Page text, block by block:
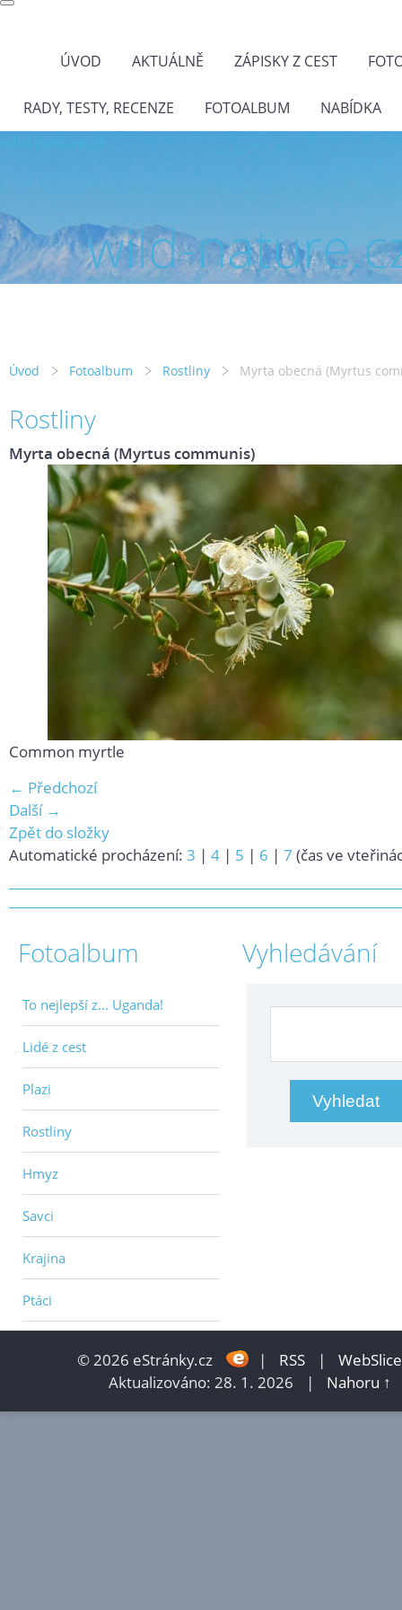
ÚVOD AKTUÁLNĚ ZÁPISKY Z CEST
RADY, TESTY, RECENZE FOTOALBUM NABÍDKA
wild-
Úvod Fotoalbum Rostliny Myrta obecná (Myrtus
Rostliny
Myrta obecná (Myrtus communis)
Common myrtle
← Předchozí
Další →
Zpět do složky
Automatické procházení: 3 | 4 | 5 | 6 | 7 (čas ve
Fotoalbum
To nejlepší z... Uganda!
Lidé z cest
Plazi
Rostliny
Hmyz
Savci
Krajina
Ptáci
Vyhledávání
© 2026 eStránky.cz | RSS |
WebSlice
Aktualizováno: 28. 1. 2026
| Nahoru ↑